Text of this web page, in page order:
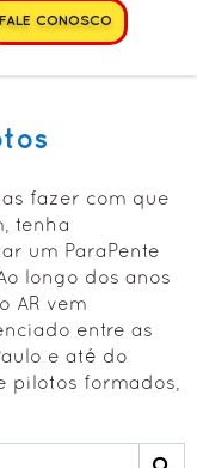
FALE CONOSCO
fazer com que
tenha
um ParaPente
longo dos anos
AR vem
entre as
e até do
pilotos formados,